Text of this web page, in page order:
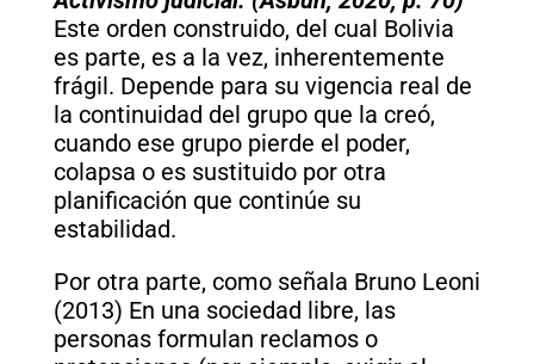
Este orden construido, del cual Bolivia
es parte, es a la vez, inherentemente
frágil. Depende para su vigencia real de
la continuidad del grupo que la creó,
cuando ese grupo pierde el poder,
colapsa o es sustituido por otra
planificación que continúe su
estabilidad.
Por otra parte, como señala Bruno Leoni
(2013) En una sociedad libre, las
personas formulan reclamos o